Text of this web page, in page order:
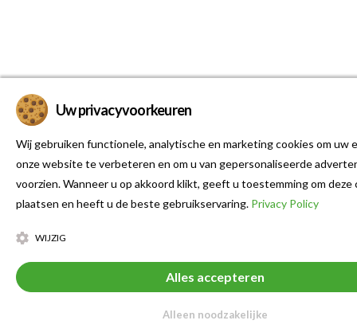
Uw privacyvoorkeuren
Wij gebruiken functionele, analytische en marketing cookies om uw
onze website te verbeteren en om u van gepersonaliseerde
voorzien. Wanneer u op akkoord klikt, geeft u toestemming om deze
plaatsen en heeft u de beste gebruikservaring. Privacy Policy
WIJZIG
Alles accepteren
Alleen noodzakelijke